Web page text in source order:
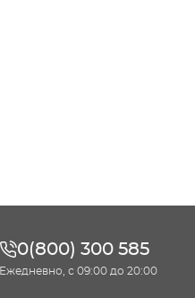
0(800) 300 585
Ежедневно, с 09:00 до 20:00